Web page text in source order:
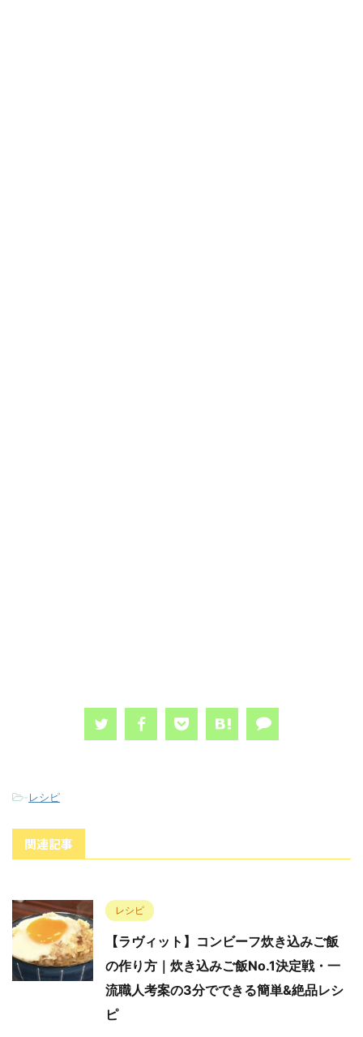
-レシピ
関連記事
レシピ
【ラヴィット】コンビーフ炊き込みご飯
の作り方｜炊き込みご飯No.1決定戦・一
流職人考案の3分でできる簡単&絶品レシ
ピ